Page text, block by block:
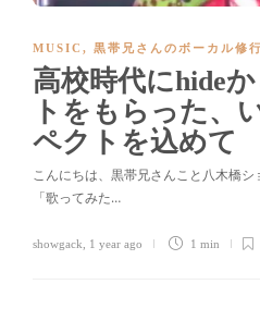
MUSIC , 黒帯兄さんのボーカル修
高校時代にhide
トをもらった、
ペクトを込めて
こんにちは、黒帯兄さんこと八木橋
「歌ってみた…
showgack 1 year ago 1 min